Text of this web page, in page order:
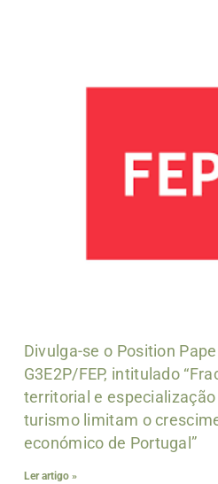
Divulga-se o Position
G3E2P/FEP, intitulado
territorial e
turismo limitam o
económico de Portugal”
Ler artigo »